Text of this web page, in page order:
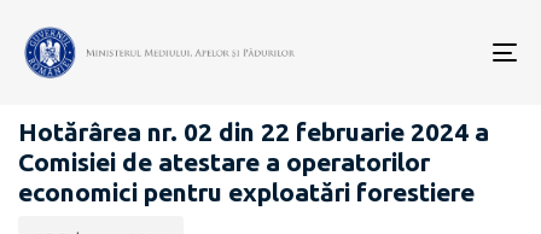
PĂDURI
Hotărârea nr. 02 din 22 februarie 2024 a
Comisiei de atestare a operatorilor
economici pentru exploatări forestiere
publicării: